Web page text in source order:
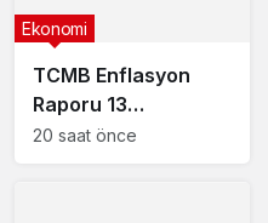
TCMB Enflasyon
Raporu 13
Ağustos’ta
Ekonomi
20 saat önce